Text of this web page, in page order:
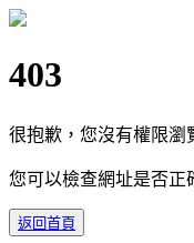
403
很抱歉，您沒有權限瀏
您可以檢查網址是否正
返回首頁